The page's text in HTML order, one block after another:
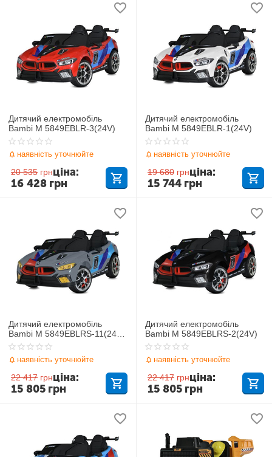
Дитячий електромобіль
Bambi M 5849EBLR-3(24V)
наявність уточнюйте
20 535 грн
16 428 грн
ціна:
Дитячий електромобіль
Bambi M 5849EBLR-1(24V)
наявність уточнюйте
19 680 грн
15 744 грн
ціна:
Дитячий електромобіль
Bambi M 5849EBLRS-11(24V)
BMW
наявність уточнюйте
22 417 грн
15 805 грн
ціна:
Дитячий електромобіль
Bambi M 5849EBLRS-2(24V)
наявність уточнюйте
22 417 грн
15 805 грн
ціна: